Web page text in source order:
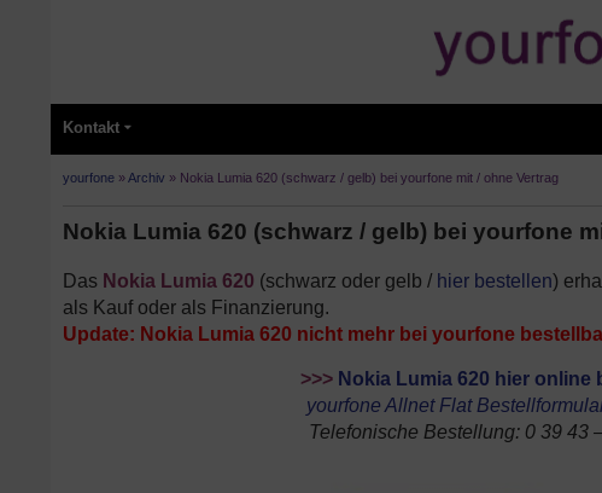
Kontakt
yourfone »Archiv » Nokia Lumia 620 (schwarz / gelb) bei yourfone mit / ohne Vertrag
Nokia Lumia 620 (schwarz / gelb) bei yourfone
Das Nokia Lumia 620 (schwarz oder gelb / hier bestellen)
als Kauf oder als Finanzierung.
Update: Nokia Lumia 620 nicht mehr bei yourfone
>>> Nokia Lumia 620 hier online
yourfone Allnet Flat
Telefonische Bestellung: 0 39 43